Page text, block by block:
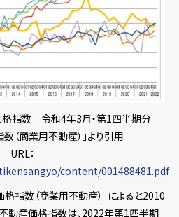
格指数 令和4年3月・第1四半期分
商業用不動産）」より引用
URL：
content/001488481.pdf
指数（商業用不動産）」によると2010
動産価格指数は、2022年第1四半期